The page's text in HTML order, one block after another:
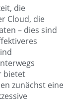
die
Cloud, die
– dies sind
bietet
zunächst eine